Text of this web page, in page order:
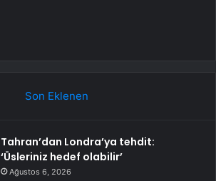
Son Eklenen
Tahran’dan Londra’ya tehdit:
‘Üsleriniz hedef olabilir’
Ağustos 6, 2026